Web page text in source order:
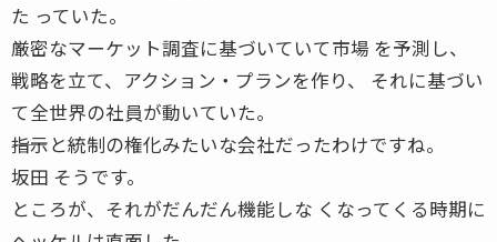
た っていた。
厳密なマーケット調査に基づいていて市場 を予測し、
戦略を立て、アクション・プランを作り、 それに基づい
て全世界の社員が動いていた。
――指示と統制の権化みたいな会社だったわけですね。
坂田 そうです。
ところが、それがだんだん機能しな くなってくる時期に